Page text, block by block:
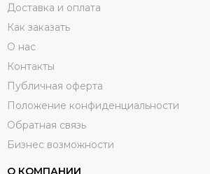
Доставка и оплата
Как заказать
О нас
Контакты
Публичная оферта
Положение конфиденциальности
Обратная связь
Бизнес возможности
О КОМПАНИИ